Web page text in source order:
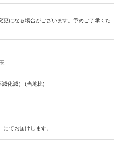
になる場合がございます。予めご了承くだ
化減） (当地比)
てお届けします。